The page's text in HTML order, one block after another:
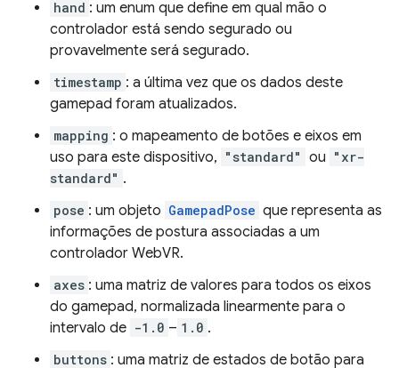
hand : um enum que define em qual mão o
controlador está sendo segurado ou
provavelmente será segurado.
timestamp : a última vez que os dados deste
gamepad foram atualizados.
mapping : o mapeamento de botões e eixos em
uso para este dispositivo, "standard" ou "xr-
standard" .
pose : um objeto GamepadPose que representa as
informações de postura associadas a um
controlador WebVR.
axes : uma matriz de valores para todos os eixos
do gamepad, normalizada linearmente para o
intervalo de -1.0 – 1.0 .
buttons : uma matriz de estados de botão para